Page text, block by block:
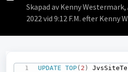
Skapad av Kenny Westermark,
2022 vid 9:12 F.M. efter Kenny
UPDATE TOP( 2 )